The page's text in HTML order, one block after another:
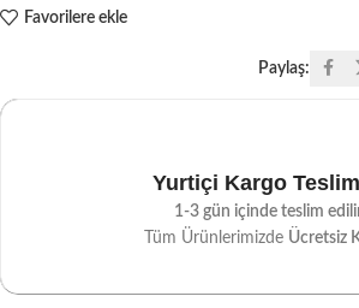
Favorilere ekle
Paylaş:
Yurtiçi Kargo
1-3 gün içinde teslim
Tüm Ürünlerimizde Ücretsiz